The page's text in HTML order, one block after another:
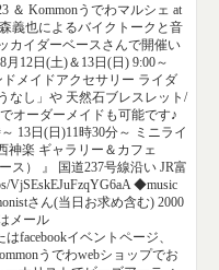
＆ Kommonうでわマルシェ at
義也によるバイクトークと音
カイダーベースさんで開催い
12日(土)＆13日(日) 9:00～
メイドアクセサリー ライダ
なし」や 天然石ブレスレット/
オーダーメイドも可能です♪
13日(日)11時30分～ ミニライ
神楽 ギャラリー＆カフェ
ス） 』 国道237号線沿い JR富
VjSEskEJuFzqYG6aA ◆music
さん(当日お求め含む) 2000
メール
はfacebookイベントページ、
うでわwebショップでお